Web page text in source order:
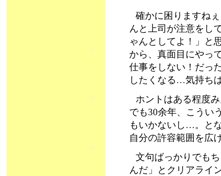
確かに困りますね
んと上司が注意をし
ゃんとしてよ！」と
から、真面目にやっ
仕事をしない！だっ
したくなる…気持ち
ホントはある程度
でも30余年、こうい
もいかないし…。と
自分の許容範囲を広
文句ばっかりでも
んだ」とクリアライ